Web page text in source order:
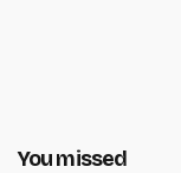
You missed